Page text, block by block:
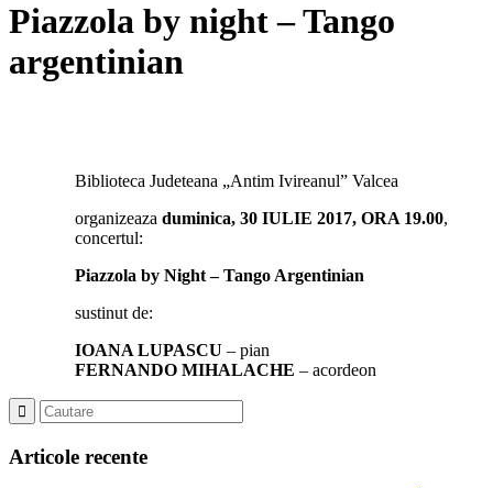
Piazzola by night – Tango
argentinian
Biblioteca Judeteana „Antim Ivireanul” Valcea
organizeaza duminica, 30 IULIE 2017, ORA 19.00,
concertul:
Piazzola by Night – Tango Argentinian
sustinut de:
IOANA LUPASCU – pian
FERNANDO MIHALACHE – acordeon
Articole recente